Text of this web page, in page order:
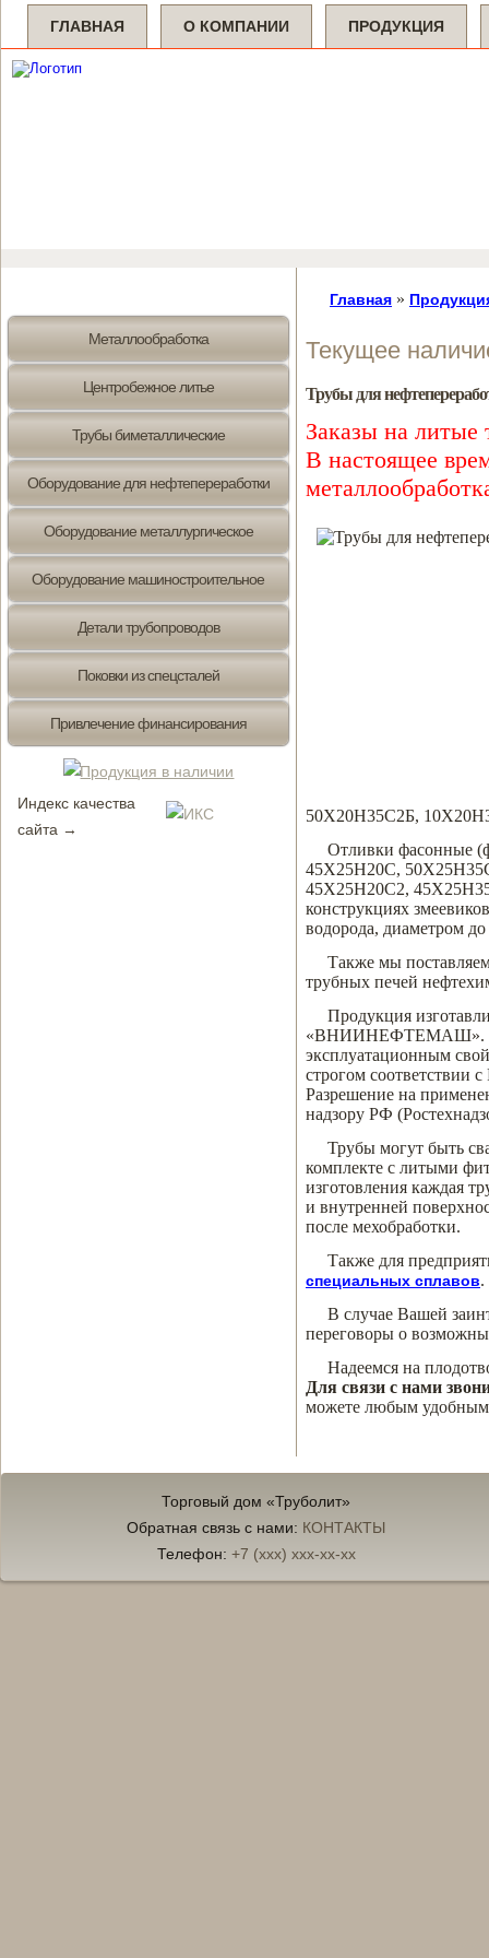
ГЛАВНАЯ О КОМПАНИИ ПРОДУКЦИЯ
Металлообработка
Центробежное литье
Трубы биметаллические
Оборудование для нефтепереработки
Оборудование металлургическое
Оборудование машиностроительное
Детали трубопроводов
Поковки из спецсталей
Привлечение финансирования
Индекс качества
сайта →
Главная »
Текущее
Трубы для
Заказы на
В настоящее
50Х20Н35С2Б,
Отливки фасонные
45Х25Н20С,
45Х25Н20С2,
конструкциях
водорода, диаметром
Также мы
трубных печей
Продукция
«ВНИИНЕФТЕМАШ».
эксплуатационным
строгом соответствии
Разрешение на
надзору РФ
Трубы могут быть
комплекте с литыми
изготовления каждая
и внутренней
после мехобработки.
Также для
специальных сплавов.
В случае Вашей
переговоры о
Надеемся на
Для связи с нами
можете любым удобным
Торговый дом «Труболит»
Обратная связь с нами: КОНТАКТЫ
Телефон: +7 (xxx) xxx-xx-xx